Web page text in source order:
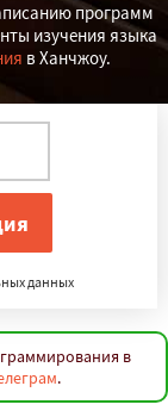
программ
изучения языка
в Ханчжоу.
данных
в
.